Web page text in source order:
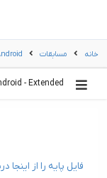
خانه مسابقات - …
- Extended
فایل پایه را از اینجا